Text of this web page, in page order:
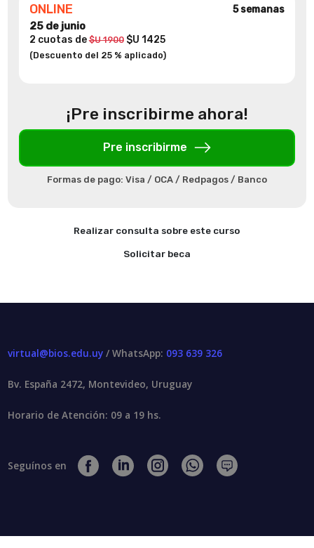
ONLINE 5 semanas
25 de junio
2 cuotas de$U 1900$U 1425
(Descuento del 25 % aplicado)
¡Pre inscribirme ahora!
Pre inscribirme
Formas de pago: Visa / OCA / Redpagos / Banco
Realizar consulta sobre este curso
Solicitar beca
virtual@bios.edu.uy / WhatsApp: 093 639 326
Bv. España 2472, Montevideo, Uruguay
Horario de Atención: 09 a 19 hs.
Seguínos en